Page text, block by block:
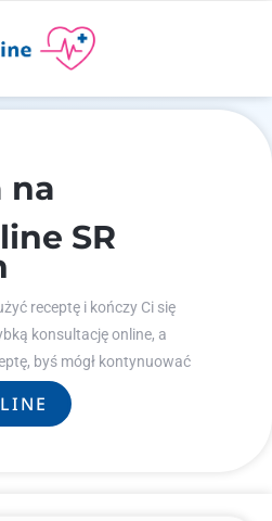
na
SR
receptę i kończy Ci się
konsultację online, a
byś mógł kontynuować